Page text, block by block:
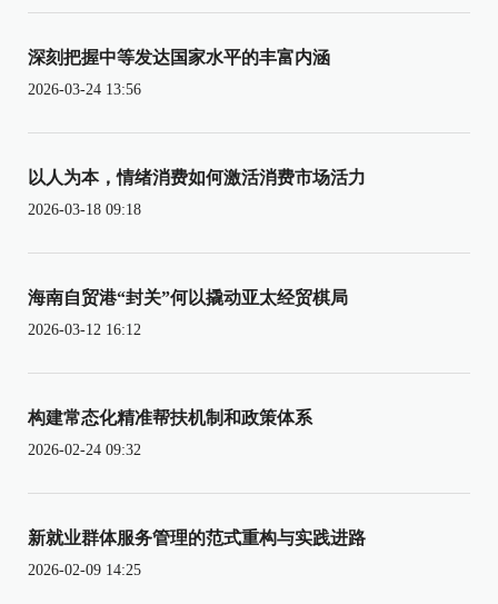
深刻把握中等发达国家水平的丰富内涵
2026-03-24 13:56
以人为本，情绪消费如何激活消费市场活力
2026-03-18 09:18
海南自贸港“封关”何以撬动亚太经贸棋局
2026-03-12 16:12
构建常态化精准帮扶机制和政策体系
2026-02-24 09:32
新就业群体服务管理的范式重构与实践进路
2026-02-09 14:25